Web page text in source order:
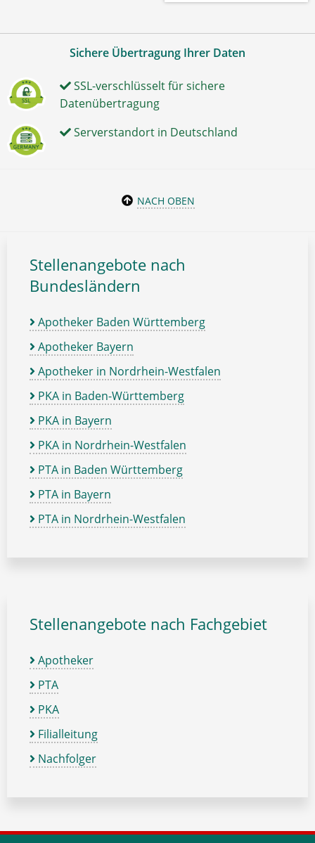
Sichere Übertragung Ihrer Daten
SSL-verschlüsselt für sichere
Datenübertragung
Serverstandort in Deutschland
NACH OBEN
Stellenangebote nach
Bundesländern
Apotheker Baden Württemberg
Apotheker Bayern
Apotheker in Nordrhein-Westfalen
PKA in Baden-Württemberg
PKA in Bayern
PKA in Nordrhein-Westfalen
PTA in Baden Württemberg
PTA in Bayern
PTA in Nordrhein-Westfalen
Stellenangebote nach Fachgebiet
Apotheker
PTA
PKA
Filialleitung
Nachfolger